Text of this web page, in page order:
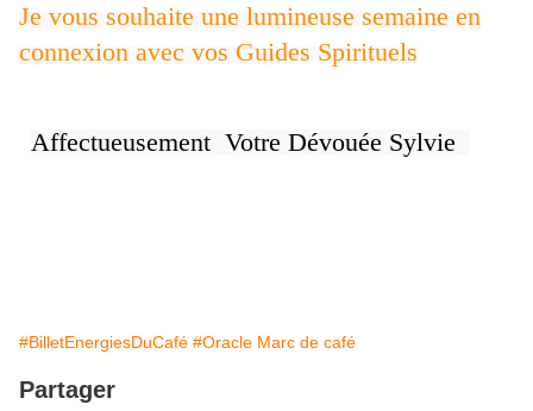
Je vous souhaite une lumineuse semaine en
connexion avec vos Guides Spirituels
Affectueusement Votre Dévouée Sylvie
#BilletEnergiesDuCafé #Oracle Marc de café
Partager